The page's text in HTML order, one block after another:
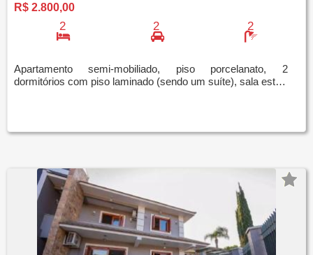
R$ 2.800,00
2 2 2
Apartamento semi-mobiliado, piso porcelanato, 2
dormitórios com piso laminado (sendo um suíte), sala estar/jantar, cozinha americana, lavanderia, sa